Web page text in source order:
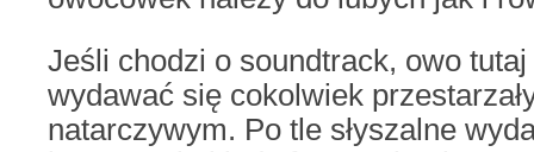
Jeśli chodzi o soundtrack, owo
wydawać się cokolwiek
natarczywym. Po tle słyszalne